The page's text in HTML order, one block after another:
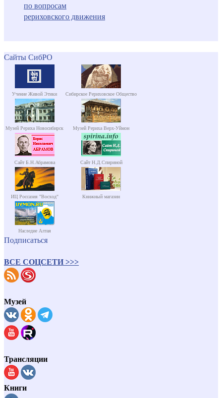
по вопросам
рериховского движения
Сайты СибРО
Учение Живой Этики Сибирское Рериховское Общество
Музей Рериха Новосибирск Музей Рериха Верх-Уймон
Сайт Б.Н.Абрамова Сайт Н.Д.Спириной
ИЦ Россазия "Восход" Книжный магазин
Наследие Алтая
Подписаться
ВСЕ СОЦСЕТИ >>>
Музей
Трансляции
Книги